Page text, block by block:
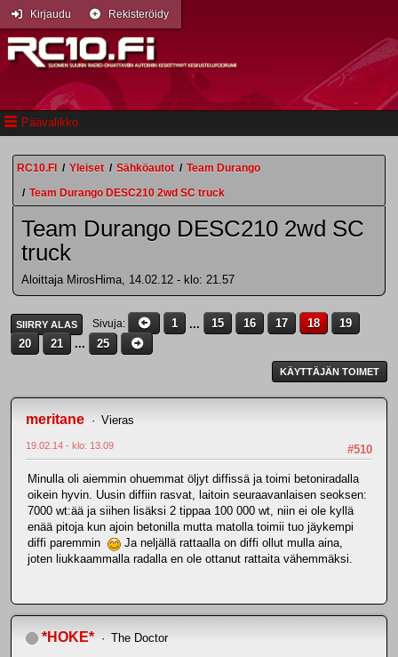
Päävalikko
Kirjaudu Rekisteröidy
RC10.FI / Yleiset / Sähköautot / Team Durango
/ Team Durango DESC210 2wd SC truck
Team Durango DESC210 2wd SC
truck
Aloittaja MirosHima, 14.02.12 - klo: 21.57
SIIRRY ALAS Sivuja 1 ... 15 16 17 18
19
20
21 ... 25
KÄYTTÄJÄN TOIMET
meritane Vieras
#510
19.02.14 - klo: 13.09
Minulla oli aiemmin ohuemmat öljyt diffissä ja toimi betoniradalla
oikein hyvin. Uusin diffiin rasvat, laitoin seuraavanlaisen seoksen:
7000 wt:ää ja siihen lisäksi 2 tippaa 100 000 wt, niin ei ole kyllä
enää pitoja kun ajoin betonilla mutta matolla toimii tuo jäykempi
diffi paremmin
Ja neljällä rattaalla on diffi ollut mulla aina,
joten liukkaammalla radalla en ole ottanut rattaita vähemmäksi.
*HOKE* The Doctor